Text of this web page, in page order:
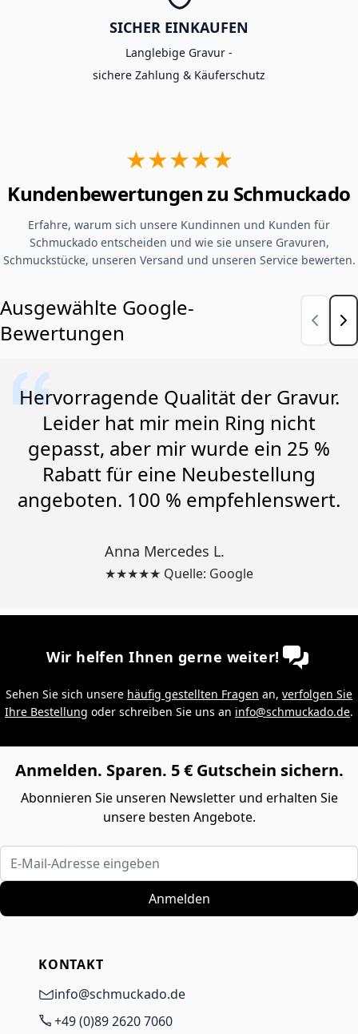
SICHER EINKAUFEN
Langlebige Gravur -
sichere Zahlung & Käuferschutz
★★★★★
Kundenbewertungen zu Schmuckado
Erfahre, warum sich unsere Kundinnen und Kunden für
Schmuckado entscheiden und wie sie unsere Gravuren,
Schmuckstücke, unseren Versand und unseren Service bewerten.
Ausgewählte Google-
Bewertungen
Hervorragende Qualität der Gravur.
Leider hat mir mein Ring nicht
gepasst, aber mir wurde ein 25 %
Rabatt für eine Neubestellung
angeboten. 100 % empfehlenswert.
Anna Mercedes L.
★★★★★ Quelle: Google
Wir helfen Ihnen gerne weiter!
Sehen Sie sich unsere häufig gestellten Fragen an, verfolgen Sie
Ihre Bestellung oder schreiben Sie uns an info@schmuckado.de.
Anmelden. Sparen. 5 € Gutschein sichern.
Abonnieren Sie unseren Newsletter und erhalten Sie
unsere besten Angebote.
E-Mail-Adresse eingeben
Anmelden
KONTAKT
info@schmuckado.de
+49 (0)89 2620 7060